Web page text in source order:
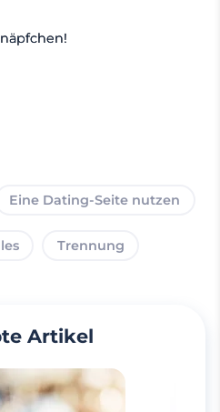
Eine Dating-Seite nutzen
Trennung
Artikel